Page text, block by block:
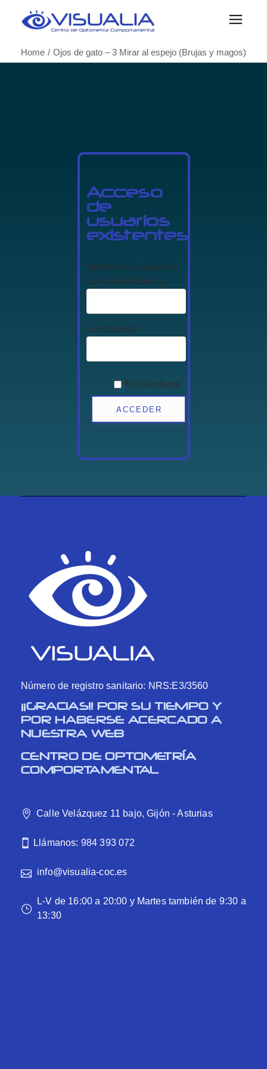
Home Ojos de gato – 3 Mirar al espejo (Brujas y magos)
Acceso
de
usuarios
existentes
Nombre de usuario o
correo electrónico
Contraseña
Recuérdame
Número de registro sanitario: NRS:E3/3560
¡¡GRACIAS!! POR SU TIEMPO Y
POR HABERSE ACERCADO A
NUESTRA WEB
CENTRO DE OPTOMETRÍA
COMPORTAMENTAL
Calle Velázquez 11 bajo, Gijón - Asturias
Llámanos: 984 393 072
info@visualia-coc.es
L-V de 16:00 a 20:00 y Martes también de 9:30 a
13:30